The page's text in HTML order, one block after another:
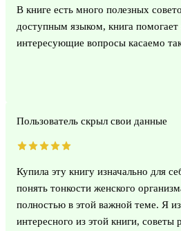
В книге есть много полезных
доступным языком, книга помогает
интересующие вопросы касаемо
Пользователь скрыл свои данные
Купила эту книгу изначально для
понять тонкости женского
полностью в этой важной теме. Я
интересного из этой книги, советы